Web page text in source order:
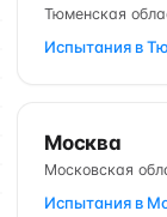
Тюменская
Испытания в
Москва
Московская
Испытания в